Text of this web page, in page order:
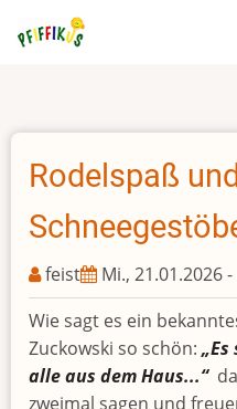
zum
Rodelspaß
feist
Mi., 21.01.2026 -
Wie sagt es ein
Zuckowski so schön:
alle aus dem Haus...“
zweimal sagen und